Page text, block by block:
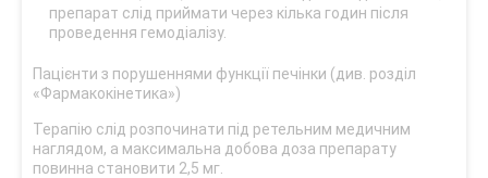
препарат слід приймати через кілька годин після
проведення гемодіалізу.
Пацієнти з порушеннями функції печінки (див. розділ
«Фармакокінетика»)
Терапію слід розпочинати під ретельним медичним
наглядом, а максимальна добова доза препарату
повинна становити 2,5 мг.